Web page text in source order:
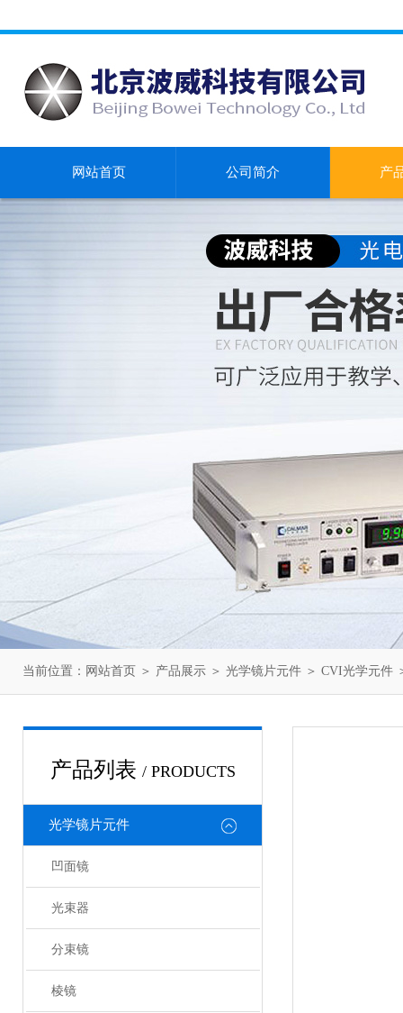
网站首页 公司简介 产
当前位置： 网站首页 ＞ 产品展示 ＞ 光学镜片元件 ＞ CVI光学元件
产品列表 / PRODUCTS
光学镜片元件
凹面镜
光束器
分束镜
棱镜